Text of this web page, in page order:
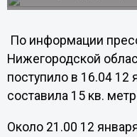
По информации
Нижегородской
поступило в 16.04
составила 15 кв.
Около 21.00 12